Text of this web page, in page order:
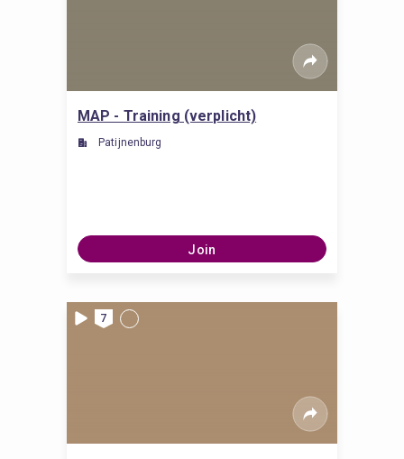
MAP - Training (verplicht)
Patijnenburg
Join
7